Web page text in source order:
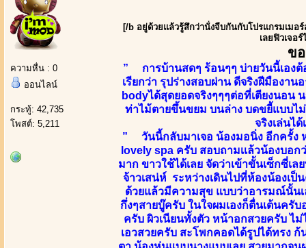
ความหื่น : 0
ออนไลน์
กระทู้: 42,735
โพสต์: 5,211
[/b อยู่ด้วยแล้วรู้สึกว่านั่งจีบกันกับโปรแกรมเมอ
เลยฟิวเจอ
ข
” การบ้านสดๆ ร้อนๆๆ บ่ายวันนี้เองต้
เรียกว่า รุปร่างสอบผ่าน ดีจริงฝีมืองา
bodyได้สุดยอดจริงๆๆๆต่อที่เตียงนอน
ท่าไม้ตายขึ้นขยม บนล่าง บดขยี้แบบไ
จริงเล่นไ
” วันนี้กลับมาเจอ น้องมอนิ่ง อีกครั้ง ห
lovely spa ครับ สอบถามเเล้วน้องบอ
มาก ขาวใช้ได้เลย จัดว่าเข้าขั้นเซ็กซี่เ
จ้าวเสน่ห์ ระหว่างเดินไปที่ห้องน้องเป็
ด้วยแล้วมีความสุข แบบว่าอารมณ์นั้นเ
กึ่งๆสายบู๊ครับ ในใจผมเองก็ตื่นเต้นครั
ครับ ผิวเนียนทั้งตัว หน้าอกสวยครับ ไ
เอวสวยครับ สะโพกคอดได้รูปได้ทรง